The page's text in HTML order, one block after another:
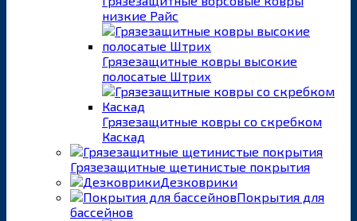
низкие Райс
Грязезащитные ковры высокие
полосатые Штрих
Грязезащитные ковры со скребком
Каскад
Грязезащитные щетинистые покрытия
Дезковрики
Покрытия для
бассейнов